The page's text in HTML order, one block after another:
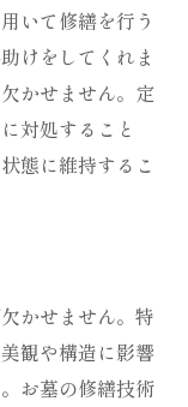
いて修繕を行う
けをしてくれま
かせません。定
対処すること
態に維持するこ
かせません。特
観や構造に影響
お墓の修繕技術